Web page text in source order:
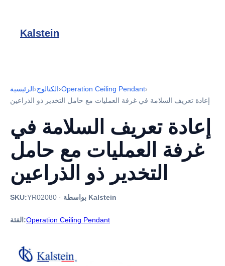
Kalstein
الرئيسية›الكتالوج›Operation Ceiling Pendant›
إعادة تعريف السلامة في غرفة العمليات مع حامل التخدير ذو الذراعين
إعادة تعريف السلامة في
غرفة العمليات مع حامل
التخدير ذو الذراعين
SKU:YR02080 · بواسطة Kalstein
الفئة:Operation Ceiling Pendant